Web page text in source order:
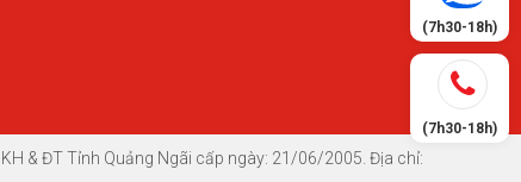
(7h30-18h)
(7h30-18h)
KH & ĐT Tỉnh Quảng Ngãi cấp ngày: 21/06/2005. Địa chỉ: